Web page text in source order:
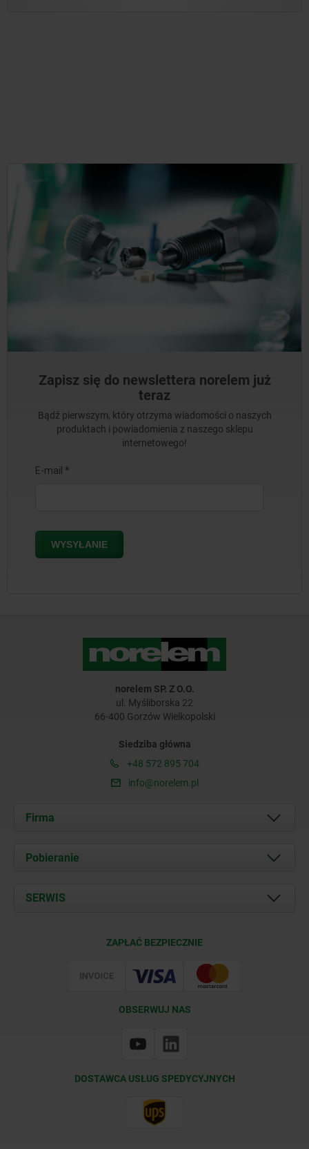
Zapisz się do newslettera norelem już
teraz
Bądź pierwszym, który otrzyma wiadomości o naszych
produktach i powiadomienia z naszego sklepu
internetowego!
norelem SP. Z O.O.
ul. Myśliborska 22
66-400 Gorzów Wielkopolski
Siedziba główna
+48 572 895 704
info@norelem.pl
Firma
O nas
Kontakt
Pobieranie
Documents
SERWIS
ZAPŁAĆ BEZPIECZNIE
OBSERWUJ NAS
DOSTAWCA USŁUG SPEDYCYJNYCH